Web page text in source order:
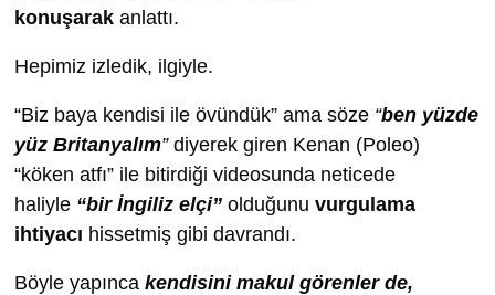
konuşarak anlattı.
Hepimiz izledik, ilgiyle.
“Biz baya kendisi ile övündük” ama söze “ben yüzde
yüz Britanyalım” diyerek giren Kenan (Poleo)
“köken atfı” ile bitirdiği videosunda neticede
haliyle “bir İngiliz elçi” olduğunu vurgulama
ihtiyacı hissetmiş gibi davrandı.
Böyle yapınca kendisini makul görenler de,